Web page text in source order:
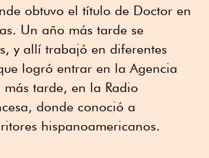
obtuvo el título de Doctor en
Un año más tarde se
y allí trabajó en diferentes
logró entrar en la Agencia
más tarde, en la Radio
donde conoció a
hispanoamericanos.